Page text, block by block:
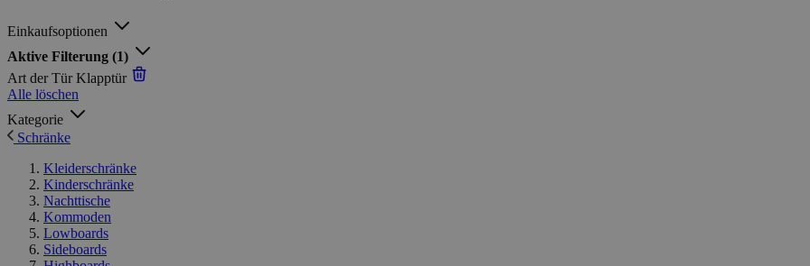
Einkaufsoptionen
Aktive Filterung (1)
Art der Tür Klapptür
Alle löschen
Kategorie
Schränke
Kleiderschränke
Kinderschränke
Nachttische
Kommoden
Lowboards
Sideboards